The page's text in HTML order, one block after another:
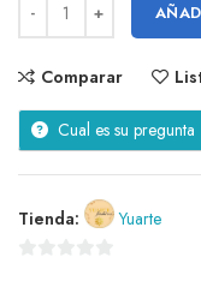
Comparar
Cual es su pregunta
Tienda: Yuarte